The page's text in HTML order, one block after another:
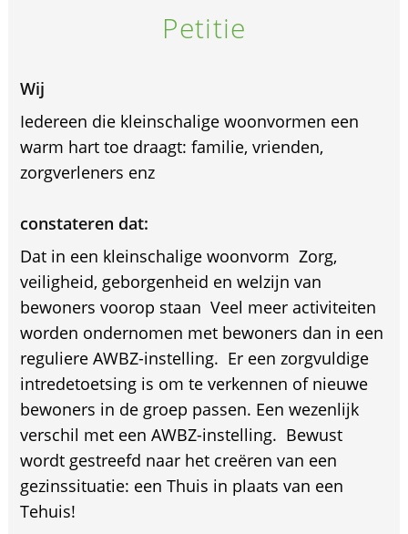
Petitie
Wij
Iedereen die kleinschalige woonvormen een
warm hart toe draagt: familie, vrienden,
zorgverleners enz
constateren dat:
Dat in een kleinschalige woonvorm  Zorg,
veiligheid, geborgenheid en welzijn van
bewoners voorop staan  Veel meer activiteiten
worden ondernomen met bewoners dan in een
reguliere AWBZ-instelling.  Er een zorgvuldige
intredetoetsing is om te verkennen of nieuwe
bewoners in de groep passen. Een wezenlijk
verschil met een AWBZ-instelling.  Bewust
wordt gestreefd naar het creëren van een
gezinssituatie: een Thuis in plaats van een
Tehuis!